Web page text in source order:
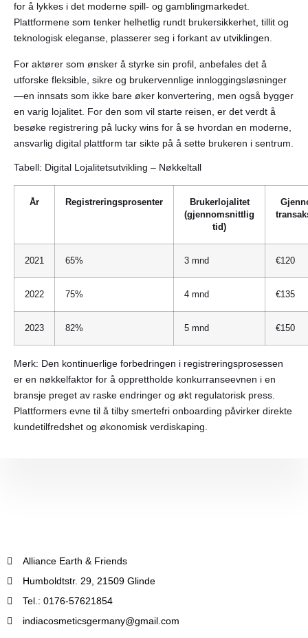
for å lykkes i det moderne spill- og gamblingmarkedet.
Plattformene som tenker helhetlig rundt brukersikkerhet, tillit og
teknologisk eleganse, plasserer seg i forkant av utviklingen.
For aktører som ønsker å styrke sin profil, anbefales det å
utforske fleksible, sikre og brukervennlige innloggingsløsninger
—en innsats som ikke bare øker konvertering, men også bygger
en varig lojalitet. For den som vil starte reisen, er det verdt å
besøke registrering på lucky wins for å se hvordan en moderne,
ansvarlig digital plattform tar sikte på å sette brukeren i sentrum.
Tabell: Digital Lojalitetsutvikling – Nøkkeltall
År Registreringsprosenter
Brukerlojalitet
(gjennomsnittlig
tid)
2021 65% 3 mnd €120
2022 75% 4 mnd €135
2023 82% 5 mnd €150
Merk: Den kontinuerlige forbedringen i registreringsprosessen
er en nøkkelfaktor for å opprettholde konkurranseevnen i en
bransje preget av raske endringer og økt regulatorisk press.
Plattformers evne til å tilby smertefri onboarding påvirker direkte
kundetilfredshet og økonomisk verdiskaping.
Alliance Earth & Friends
Humboldtstr. 29, 21509 Glinde
Tel.: 0176-57621854
indiacosmeticsgermany@gmail.com